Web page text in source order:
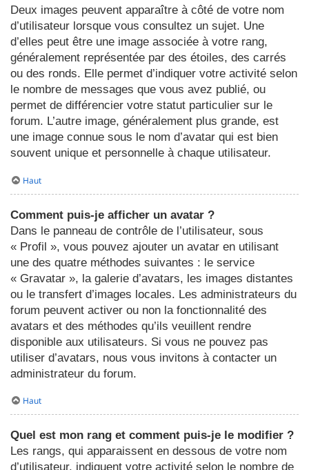
Deux images peuvent apparaître à côté de votre nom
d’utilisateur lorsque vous consultez un sujet. Une
d’elles peut être une image associée à votre rang,
généralement représentée par des étoiles, des carrés
ou des ronds. Elle permet d’indiquer votre activité selon
le nombre de messages que vous avez publié, ou
permet de différencier votre statut particulier sur le
forum. L’autre image, généralement plus grande, est
une image connue sous le nom d’avatar qui est bien
souvent unique et personnelle à chaque utilisateur.
Haut
Comment puis-je afficher un avatar ?
Dans le panneau de contrôle de l’utilisateur, sous
« Profil », vous pouvez ajouter un avatar en utilisant
une des quatre méthodes suivantes : le service
« Gravatar », la galerie d’avatars, les images distantes
ou le transfert d’images locales. Les administrateurs du
forum peuvent activer ou non la fonctionnalité des
avatars et des méthodes qu’ils veuillent rendre
disponible aux utilisateurs. Si vous ne pouvez pas
utiliser d’avatars, nous vous invitons à contacter un
administrateur du forum.
Haut
Quel est mon rang et comment puis-je le modifier ?
Les rangs, qui apparaissent en dessous de votre nom
d’utilisateur, indiquent votre activité selon le nombre de